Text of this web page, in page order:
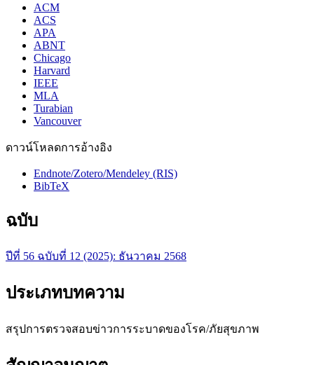
ACM
ACS
APA
ABNT
Chicago
Harvard
IEEE
MLA
Turabian
Vancouver
ดาวน์โหลดการอ้างอิง
Endnote/Zotero/Mendeley (RIS)
BibTeX
ฉบับ
ปีที่ 56 ฉบับที่ 12 (2025): ธันวาคม 2568
ประเภทบทความ
สรุปการตรวจสอบข่าวการระบาดของโรค/ภัยสุขภาพ